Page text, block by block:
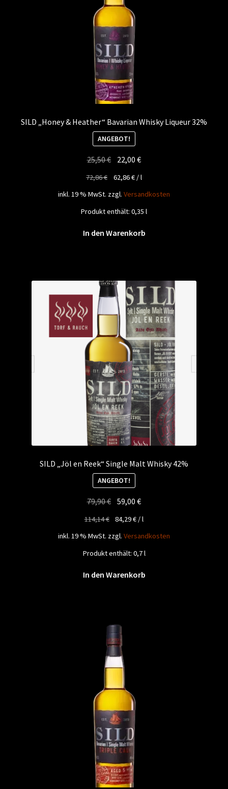
SILD „Honey & Heather“ Bavarian Whisky Liqueur 32%
ANGEBOT!
25,50€ Ursprünglicher
25,50 €
22,00€Aktueller
22,00 €.
72,86€ 62,86€/l
inkl. 19 % MwSt. zzgl. Versandkosten
Produkt enthält: 0,35 l
In den Warenkorb
SILD „Jöl en Reek“ Single Malt Whisky 42%
ANGEBOT!
79,90€ Ursprünglicher
79,90 €
59,00€Aktueller
59,00 €.
114,14€ 84,29€ /l
inkl. 19 % MwSt. zzgl. Versandkosten
Produkt enthält: 0,7l
In den Warenkorb